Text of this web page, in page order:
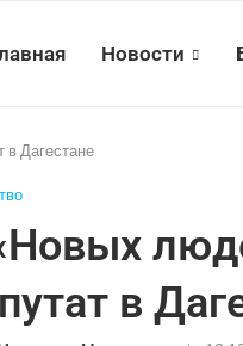
Новости
в Дагестане
в